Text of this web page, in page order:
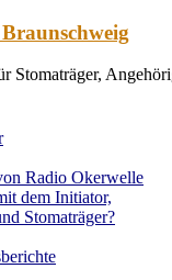
Stomaträger,
Radio Okerwelle
dem Initiator,
Stomaträger?